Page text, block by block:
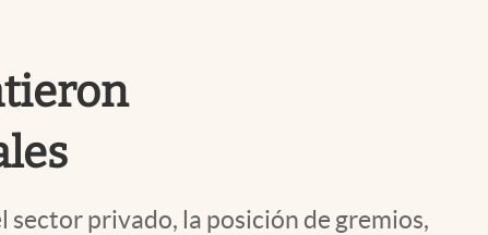
sector privado, la posición de gremios,